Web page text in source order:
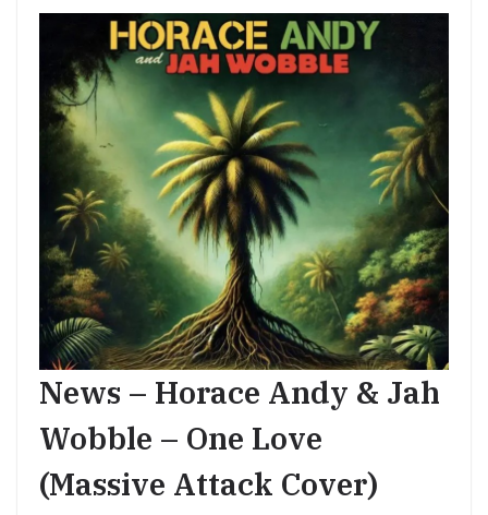
News – Horace Andy & Jah
Wobble – One Love
(Massive Attack Cover)